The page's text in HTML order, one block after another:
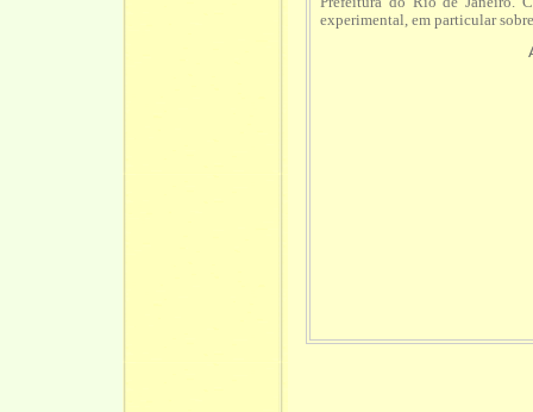
experimental, em particular